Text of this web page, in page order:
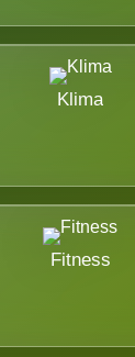
Klima
Fitness